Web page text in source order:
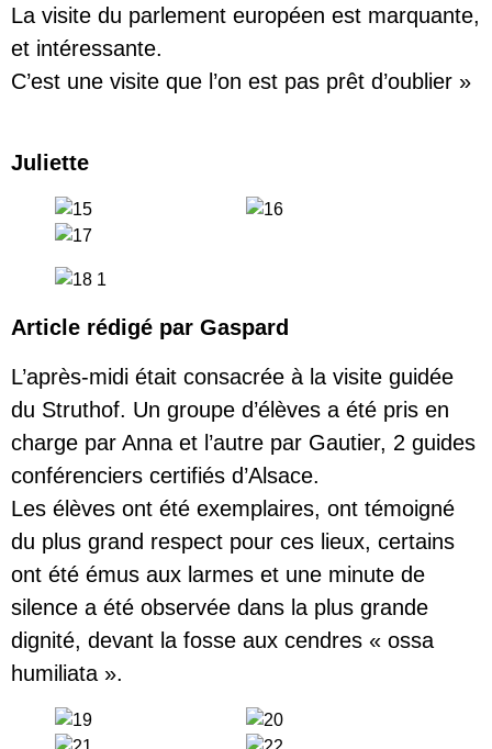
La visite du parlement européen est marquante,
et intéressante.
C’est une visite que l’on est pas prêt d’oublier »
Juliette
Article rédigé par Gaspard
L’après-midi était consacrée à la visite guidée
du Struthof. Un groupe d’élèves a été pris en
charge par Anna et l’autre par Gautier, 2 guides
conférenciers certifiés d’Alsace.
Les élèves ont été exemplaires, ont témoigné
du plus grand respect pour ces lieux, certains
ont été émus aux larmes et une minute de
silence a été observée dans la plus grande
dignité, devant la fosse aux cendres « ossa
humiliata ».